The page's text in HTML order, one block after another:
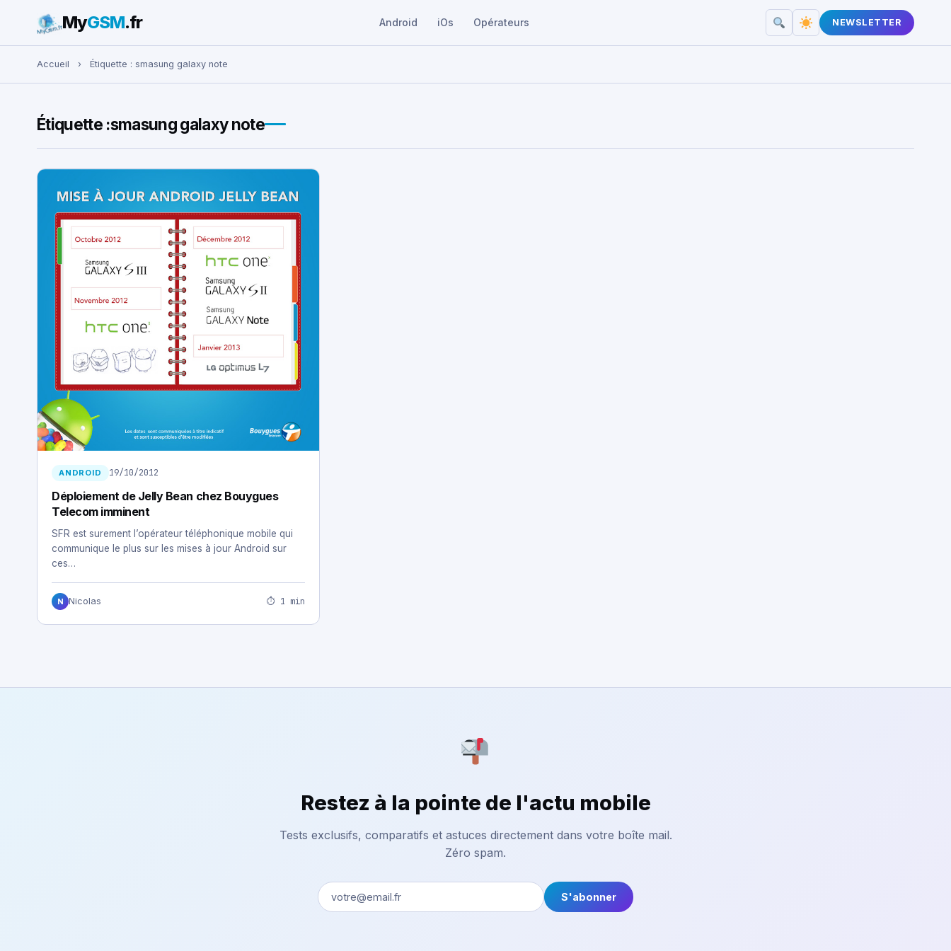
Rechercher :
MyGSM.fr Android iOs Opérateurs NEWSLETTER
Accueil › Étiquette : smasung galaxy note
Étiquette :smasung galaxy note
ANDROID 19/10/2012
Déploiement de Jelly Bean chez Bouygues
Telecom imminent
SFR est surement l’opérateur téléphonique mobile qui
communique le plus sur les mises à jour Android sur
ces…
N Nicolas ⏱ 1 min
Restez à la pointe de l'actu mobile
Tests exclusifs, comparatifs et astuces directement dans votre boîte mail.
Zéro spam.
S'abonner